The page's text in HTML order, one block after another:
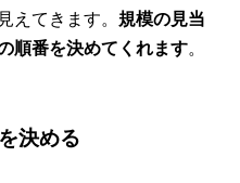
えてきます。 規模の見当
順番を決めてくれます。
決める